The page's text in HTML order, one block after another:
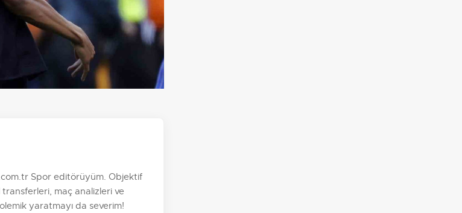
Spor editörüyüm. Objektif
transferleri, maç analizleri ve
yaratmayı da severim!